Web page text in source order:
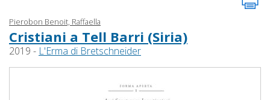
Pierobon Benoit, Raffaella
Cristiani a Tell Barri (Siria)
2019 - L'Erma di Bretschneider